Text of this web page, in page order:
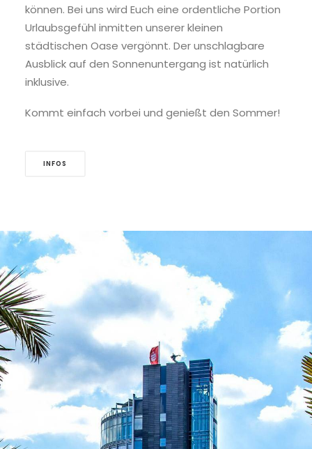
können. Bei uns wird Euch eine ordentliche Portion
Urlaubsgefühl inmitten unserer kleinen
städtischen Oase vergönnt. Der unschlagbare
Ausblick auf den Sonnenuntergang ist natürlich
inklusive.
Kommt einfach vorbei und genießt den Sommer!
INFOS